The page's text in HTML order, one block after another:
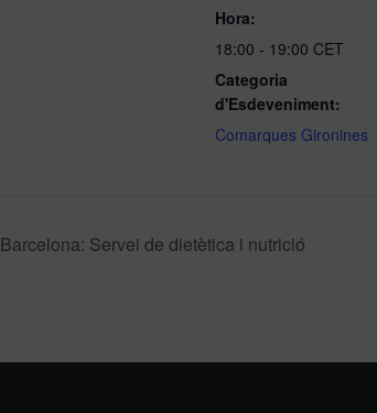
Hora:
18:00 - 19:00 CET
Categoria
d'Esdeveniment:
Comarques Gironines
Barcelona: Servei de dietètica i nutrició